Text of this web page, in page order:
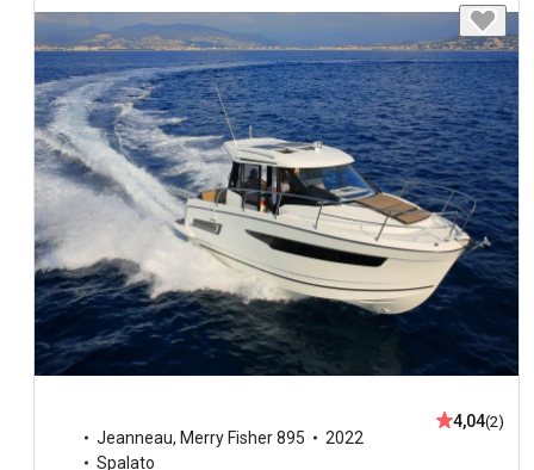
Jeanneau, Merry Fisher 895
2022
Spalato
4,04(2)